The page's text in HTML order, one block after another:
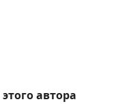
автора